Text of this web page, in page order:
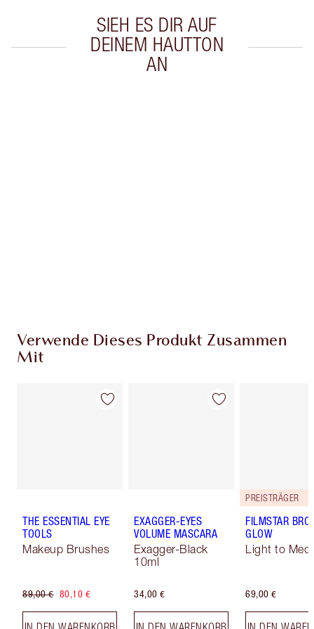
SIEH ES DIR AUF
DEINEM HAUTTON
AN
Verwende Dieses Produkt Zusammen
Mit
THE ESSENTIAL EYE
TOOLS
Makeup Brushes
89,00 € 80,10 €
EXAGGER-EYES
VOLUME MASCARA
Exagger-Black
10ml
34,00 €
PREISTRÄGER
FILMSTAR
GLOW
Light to
69,00 €